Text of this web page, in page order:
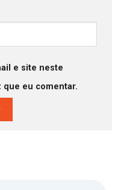
e site neste
que eu comentar.